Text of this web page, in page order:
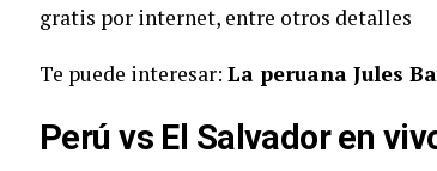
gratis por internet, entre otros detalles
Te puede interesar: La peruana Jules
Perú vs El Salvador en